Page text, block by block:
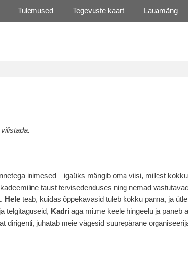
Tulemused Tegevuste kaart Lauamäng
inimesed – igaüks mängib oma viisi, millest
taust tervisedenduses ning nemad
Hele teab, kuidas õppekavasid tuleb kokku panna, ja
telgitaguseid, Kadri aga mitme keele hingeelu ja paneb
dirigenti, juhatab meie vägesid suurepärane